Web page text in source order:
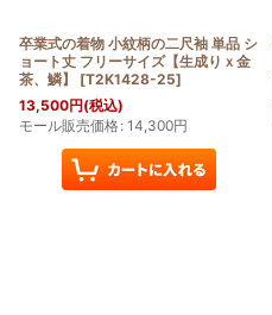
卒業式の着物 小紋柄の二尺袖 単品 シ
ョート丈 フリーサイズ【生成りｘ金
茶、鱗】
[T2K1428-25]
13,500円(税込)
モール販売価格: 14,300円